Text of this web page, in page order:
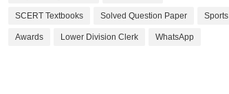
SCERT Textbooks Solved Question Paper Sports
Awards Lower Division Clerk WhatsApp